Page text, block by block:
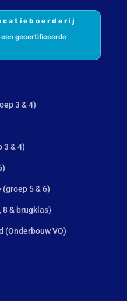
gecertificeerde
3 & 4)
3 & 4)
5 & 6)
8 & brugklas)
(Onderbouw VO)